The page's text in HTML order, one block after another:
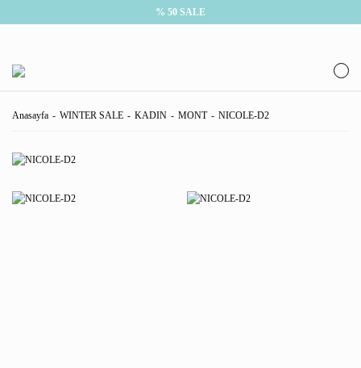
% 50 SALE
Anasayfa WINTER SALE KADIN MONT NICOLE-D2